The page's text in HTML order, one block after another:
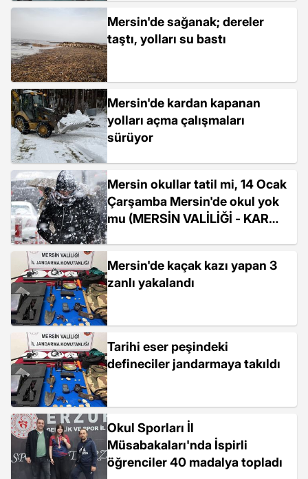
Mersin'de sağanak; dereler
taştı, yolları su bastı
Mersin'de kardan kapanan
yolları açma çalışmaları
sürüyor
Mersin okullar tatil mi, 14 Ocak
Çarşamba Mersin'de okul yok
mu (MERSİN VALİLİĞİ - KAR
Mersin'de kaçak kazı yapan 3
zanlı yakalandı
Tarihi eser peşindeki
defineciler jandarmaya takıldı
Okul Sporları İl
Müsabakaları'nda İspirli
öğrenciler 40 madalya topladı